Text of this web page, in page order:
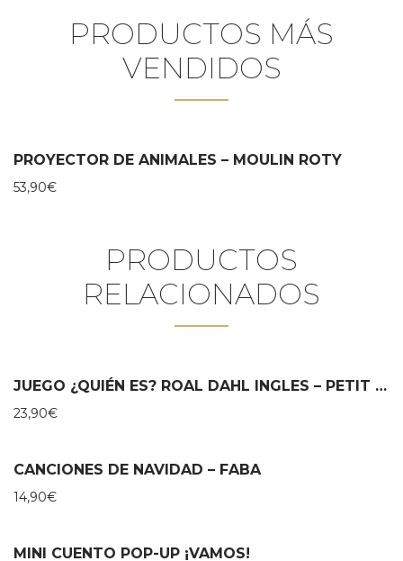
PRODUCTOS MÁS
VENDIDOS
PROYECTOR DE ANIMALES – MOULIN ROTY
53,90€
PRODUCTOS
RELACIONADOS
JUEGO ¿QUIÉN ES? ROAL DAHL INGLES – PETIT COLLAGE
23,90€
CANCIONES DE NAVIDAD – FABA
14,90€
MINI CUENTO POP-UP ¡VAMOS!